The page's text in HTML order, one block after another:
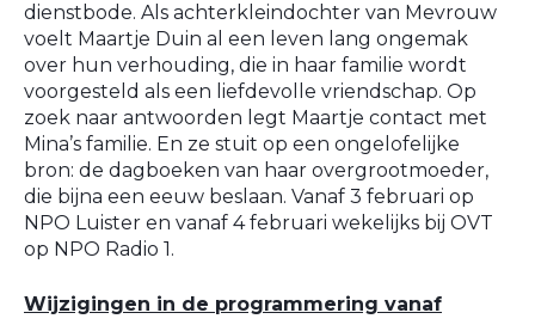
dienstbode. Als achterkleindochter van Mevrouw
voelt Maartje Duin al een leven lang ongemak
over hun verhouding, die in haar familie wordt
voorgesteld als een liefdevolle vriendschap. Op
zoek naar antwoorden legt Maartje contact met
Mina’s familie. En ze stuit op een ongelofelijke
bron: de dagboeken van haar overgrootmoeder,
die bijna een eeuw beslaan. Vanaf 3 februari op
NPO Luister en vanaf 4 februari wekelijks bij OVT
op NPO Radio 1.
Wijzigingen in de programmering vanaf